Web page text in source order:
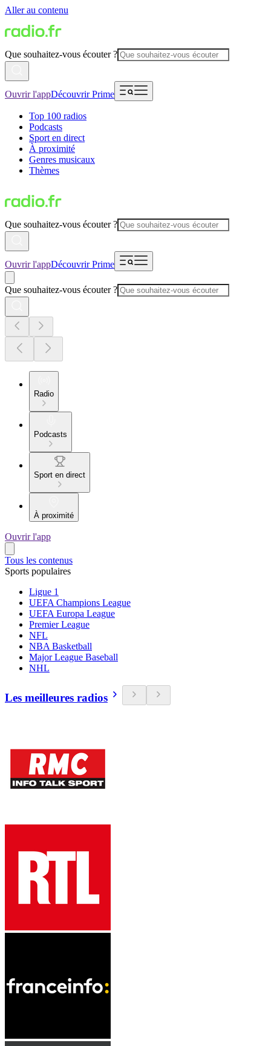
Aller au contenu
Que souhaitez-vous écouter ?
Ouvrir l'appDécouvrir Prime
Top 100 radios
Podcasts
Sport en direct
À proximité
Genres musicaux
Thèmes
Que souhaitez-vous écouter ?
Ouvrir l'appDécouvrir Prime
Que souhaitez-vous écouter ?
Radio
Podcasts
Sport en direct
À proximité
Ouvrir l'app
Tous les contenus
Sports populaires
Ligue 1
UEFA Champions League
UEFA Europa League
Premier League
NFL
NBA Basketball
Major League Baseball
NHL
Les meilleures radios